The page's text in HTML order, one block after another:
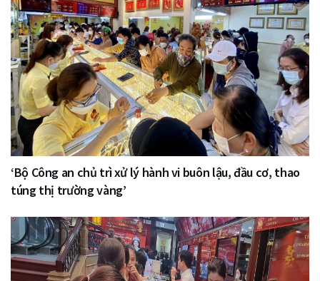
‘Bộ Công an chủ trì xử lý hành vi buôn lậu, đầu cơ, thao
túng thị trường vàng’